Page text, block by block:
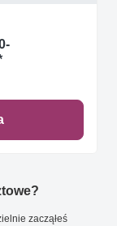
zacząłeś